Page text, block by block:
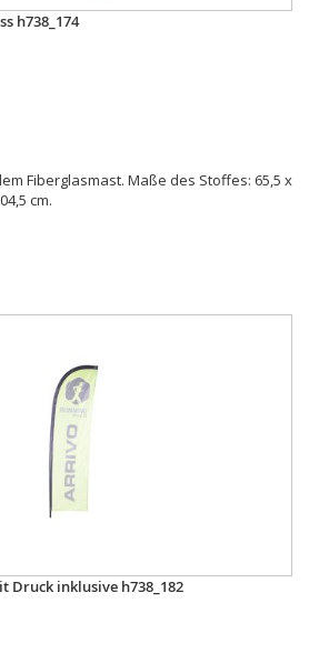
h738_174
Fiberglasmast. Maße des Stoffes: 65,5 x
cm.
Druck inklusive h738_182